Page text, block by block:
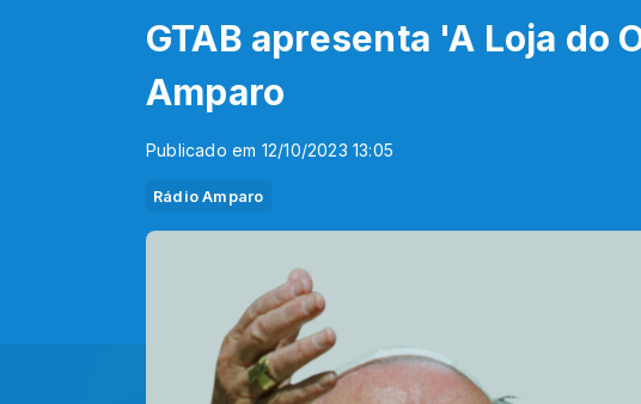
GTAB apresenta 'A Loja do
Amparo
Publicado em 12/10/2023 13:05
Rádio Amparo